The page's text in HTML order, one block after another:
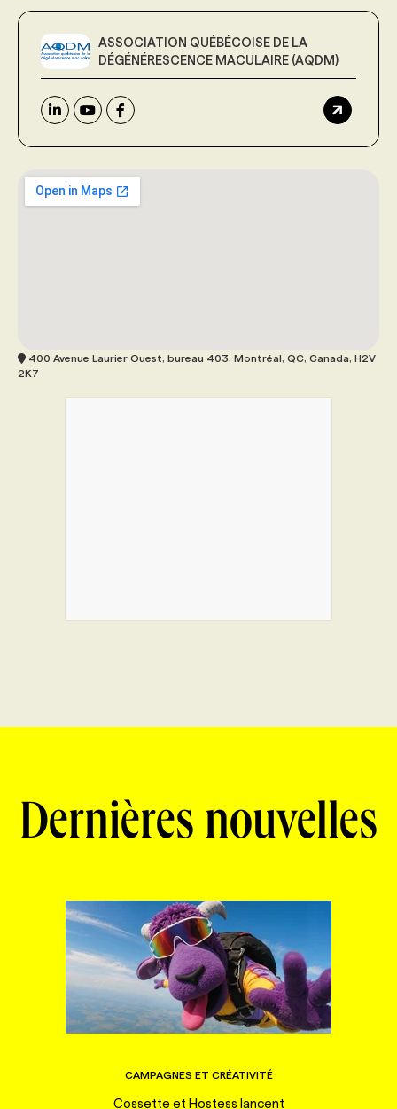
ASSOCIATION QUÉBÉCOISE DE LA
DÉGÉNÉRESCENCE MACULAIRE (AQDM)
400 Avenue Laurier Ouest, bureau 403, Montréal, QC, Canada, H2V
2K7
Dernières nouvelles
CAMPAGNES ET CRÉATIVITÉ
Cossette et Hostess lancent